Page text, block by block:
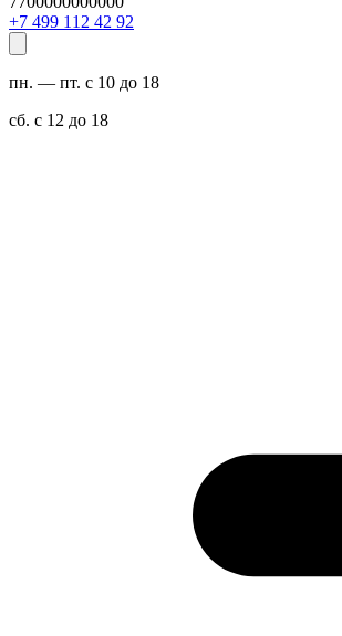
29 24 211 994 7+
пн. — пт. с 10 до 18
сб. с 12 до 18